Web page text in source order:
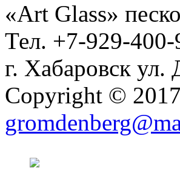
«Art Glass»
Тел. +7-929-
г. Хабаровск ул.
Copyright © 2017